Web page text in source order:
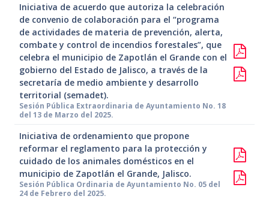
Iniciativa de acuerdo que autoriza la celebración
de convenio de colaboración para el “programa
de actividades de materia de prevención, alerta,
combate y control de incendios forestales”, que
celebra el municipio de Zapotlán el Grande con el
gobierno del Estado de Jalisco, a través de la
secretaría de medio ambiente y desarrollo
territorial (semadet).
Sesión Pública Extraordinaria de Ayuntamiento No. 18
del 13 de Marzo del 2025.
Iniciativa de ordenamiento que propone
reformar el reglamento para la protección y
cuidado de los animales domésticos en el
municipio de Zapotlán el Grande, Jalisco.
Sesión Pública Ordinaria de Ayuntamiento No. 05 del
24 de Febrero del 2025.